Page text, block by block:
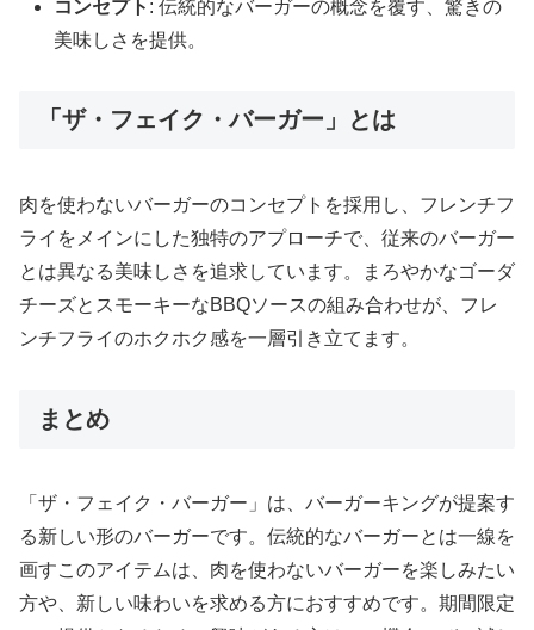
コンセプト : 伝統的なバーガーの概念を覆す、驚きの
美味しさを提供。
「ザ・フェイク・バーガー」とは
肉を使わないバーガーのコンセプトを採用し、フレンチフ
ライをメインにした独特のアプローチで、従来のバーガー
とは異なる美味しさを追求しています。まろやかなゴーダ
チーズとスモーキーなBBQソースの組み合わせが、フレ
ンチフライのホクホク感を一層引き立てます。
まとめ
「ザ・フェイク・バーガー」は、バーガーキングが提案す
る新しい形のバーガーです。伝統的なバーガーとは一線を
画すこのアイテムは、肉を使わないバーガーを楽しみたい
方や、新しい味わいを求める方におすすめです。期間限定